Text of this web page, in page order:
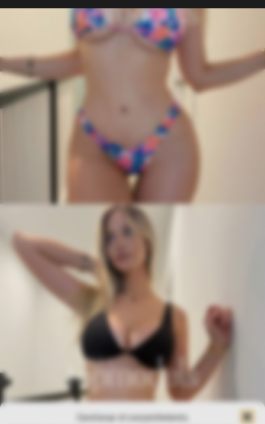
Gestionar el consentimiento